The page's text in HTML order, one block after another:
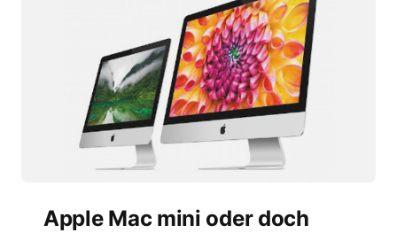
Apple Mac mini oder doch